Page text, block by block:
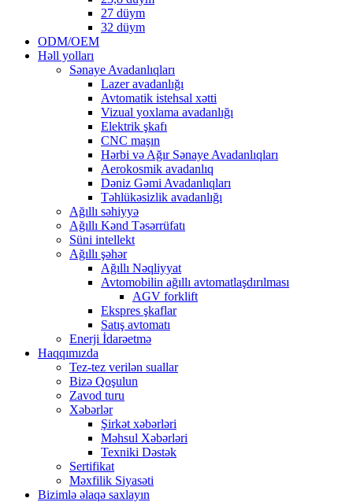
27 düym
32 düym
ODM/OEM
Həll yolları
Sənaye Avadanlıqları
Lazer avadanlığı
Avtomatik istehsal xətti
Vizual yoxlama avadanlığı
Elektrik şkafı
CNC maşın
Hərbi və Ağır Sənaye Avadanlıqları
Aerokosmik avadanlıq
Dəniz Gəmi Avadanlıqları
Təhlükəsizlik avadanlığı
Ağıllı səhiyyə
Ağıllı Kənd Təsərrüfatı
Süni intellekt
Ağıllı şəhər
Ağıllı Nəqliyyat
Avtomobilin ağıllı avtomatlaşdırılması
AGV forklift
Ekspres şkaflar
Satış avtomatı
Enerji İdarəetmə
Haqqımızda
Tez-tez verilən suallar
Bizə Qoşulun
Zavod turu
Xəbərlər
Şirkət xəbərləri
Məhsul Xəbərləri
Texniki Dəstək
Sertifikat
Məxfilik Siyasəti
Bizimlə əlaqə saxlayın